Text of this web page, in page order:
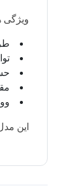
ویژگی‌
طراحی
توان
حساسیت
مقاومت 4
این